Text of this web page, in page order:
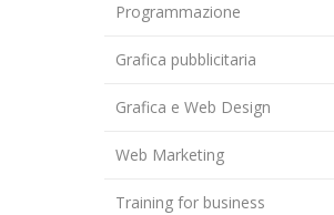
Programmazione
Grafica pubblicitaria
Grafica e Web Design
Web Marketing
Training for business